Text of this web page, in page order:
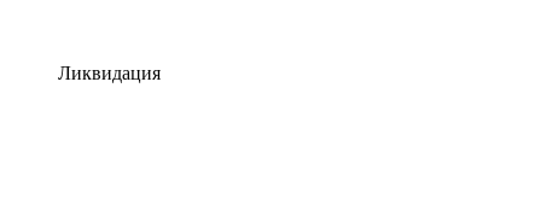
Ликвидация